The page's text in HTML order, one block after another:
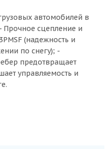
автомобилей в
Прочное сцепление и
(надежность и
по снегу); -
предотвращает
управляемость и